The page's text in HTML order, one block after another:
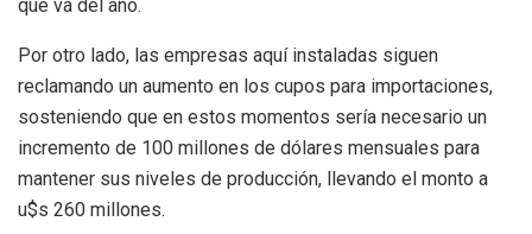
que va del año.
Por otro lado, las empresas aquí instaladas siguen
reclamando un aumento en los cupos para importaciones,
sosteniendo que en estos momentos sería necesario un
incremento de 100 millones de dólares mensuales para
mantener sus niveles de producción, llevando el monto a
u$s 260 millones.